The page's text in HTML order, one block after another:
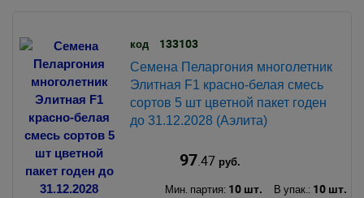
код 133103
Семена Пеларгония многолетник
Элитная F1 красно-белая смесь
сортов 5 шт цветной пакет годен
до 31.12.2028 (Аэлита)
97.47 руб.
Мин. партия: 10 шт. В упак.: 10 шт.